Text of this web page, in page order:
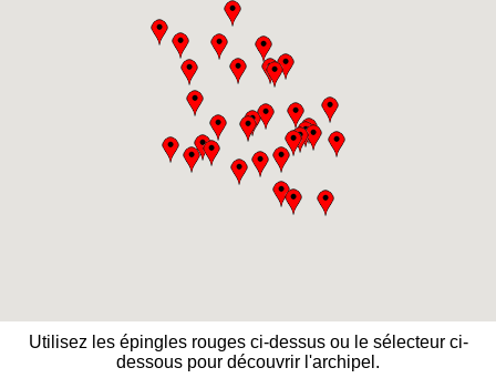
Utilisez les épingles rouges ci-dessus ou le sélecteur ci-
dessous pour découvrir l'archipel.